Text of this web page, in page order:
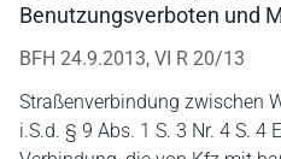
Benutzungsverboten und
BFH 24.9.2013, VI R 20/13
Straßenverbindung zwischen
i.S.d. § 9 Abs. 1 S. 3 Nr. 4 S. 4